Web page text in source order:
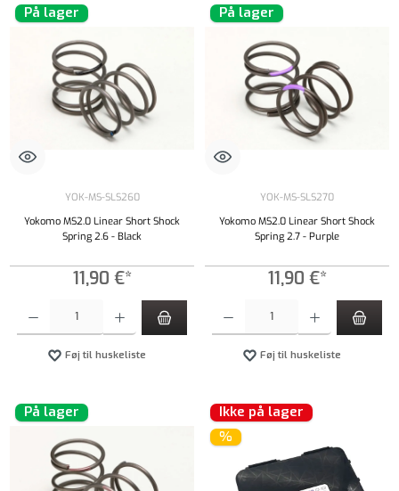
På lager
YOK-MS-SLS260
Yokomo MS2.0 Linear Short Shock
Spring 2.6 - Black
11,90 €*
Føj til huskeliste
På lager
YOK-MS-SLS270
Yokomo MS2.0 Linear Short Shock
Spring 2.7 - Purple
11,90 €*
Føj til huskeliste
På lager
Ikke på lager
%